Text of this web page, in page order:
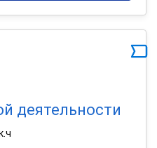
деятельности